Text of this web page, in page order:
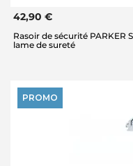
42,90 €
Rasoir de sécurité PARKER
lame de sureté
PROMO